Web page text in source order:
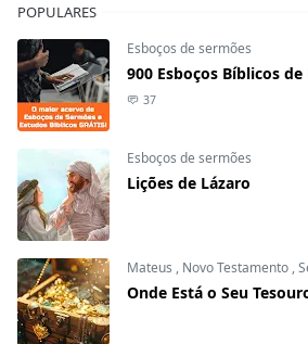
POPULARES
Esboços de sermões
900 Esboços Bíblicos de
37
Esboços de sermões
Lições de Lázaro
Mateus , Novo Testamento ,
Onde Está o Seu